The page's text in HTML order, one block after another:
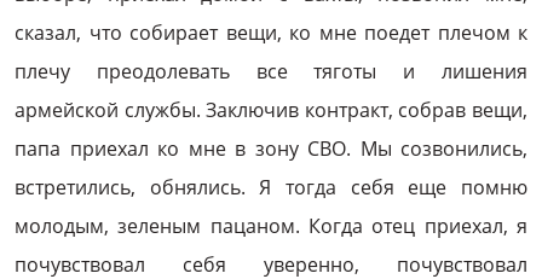
сказал, что собирает вещи, ко мне поедет плечом к
плечу преодолевать все тяготы и лишения
армейской службы. Заключив контракт, собрав вещи,
папа приехал ко мне в зону СВО. Мы созвонились,
встретились, обнялись. Я тогда себя еще помню
молодым, зеленым пацаном. Когда отец приехал, я
почувствовал себя уверенно, почувствовал